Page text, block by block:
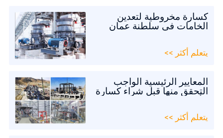
كسارة مخروطية لتعدين
الخامات في سلطنة عمان
يتعلم أكثر >>
المعايير الرئيسية الواجب
التحقق منها قبل شراء كسارة
يتعلم أكثر >>